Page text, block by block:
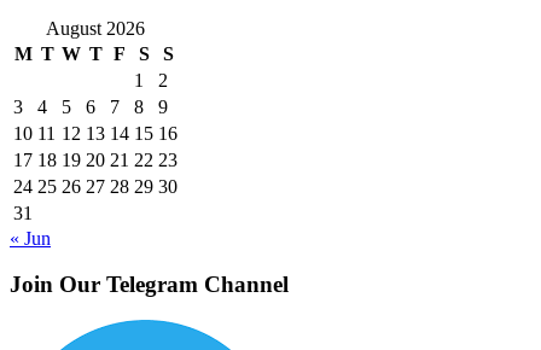
August 2026
M T W T F S
S
1
2
3
4 5 6 7 8
9
10 11 12 13 14 15 16
17 18 19 20 21 22 23
24 25 26 27 28 29 30
31
« Jun
Join Our Telegram Channel